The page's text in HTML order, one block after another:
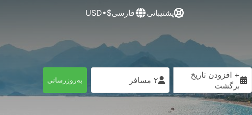
پشتیبانی فارسی$•USD
+ افزودن تاریخ
برگشت
۲ مسافر به‌روزرسانی